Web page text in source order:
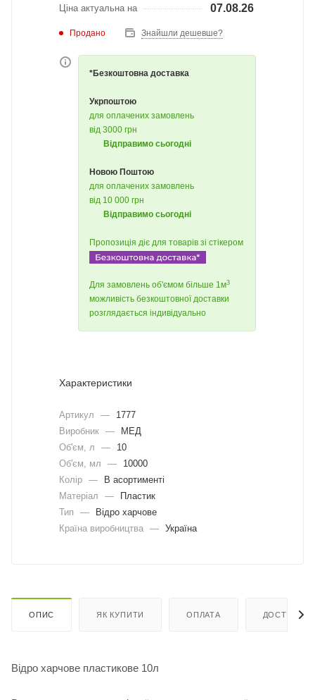
Ціна актуальна на 07.08.26
Продано Знайшли дешевше?
*Безкоштовна доставка
Укрпоштою
для оплачених замовлень
від 3000 грн
Відправимо сьогодні
Новою Поштою
для оплачених замовлень
від 10 000 грн
Відправимо сьогодні
Пропозиція діє для товарів зі стікером
Для замовлень об'ємом більше 1м3
можливість безкоштовної доставки
розглядається індивідуально
Характеристики
Артикул —
1777
Виробник —
МЕД
Об'єм, л
—
10
Об'єм, мл
—
10000
Колір —
В асортименті
Матеріал
—
Пластик
Тип
—
Відро харчове
Країна виробництва — Україна
ОПИС ЯК КУПИТИ ОПЛАТА ДОСТАВКА
Відро харчове пластикове 10л